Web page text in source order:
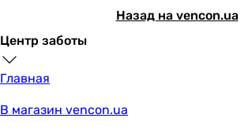
Назад на vencon.ua
Центр заботы
Главная
В магазин vencon.ua